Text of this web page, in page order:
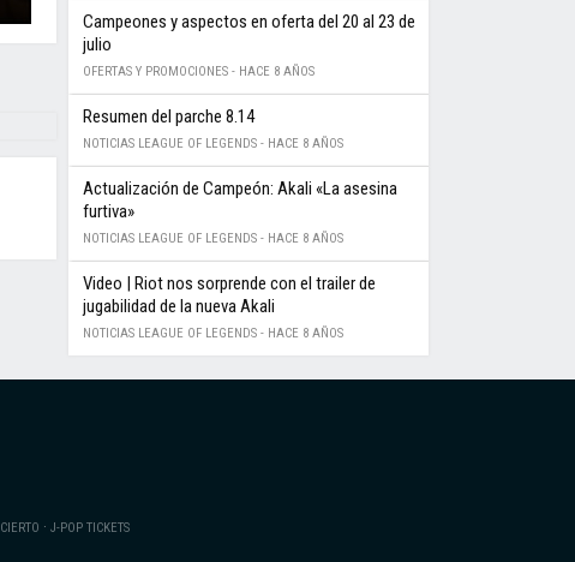
Campeones y aspectos en oferta del 20 al 23 de
julio
OFERTAS Y PROMOCIONES - HACE 8 AÑOS
Resumen del parche 8.14
NOTICIAS LEAGUE OF LEGENDS - HACE 8 AÑOS
Actualización de Campeón: Akali «La asesina
furtiva»
NOTICIAS LEAGUE OF LEGENDS - HACE 8 AÑOS
Video | Riot nos sorprende con el trailer de
jugabilidad de la nueva Akali
NOTICIAS LEAGUE OF LEGENDS - HACE 8 AÑOS
· J-POP TICKETS